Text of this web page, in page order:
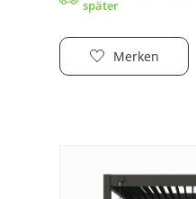
später
Merken